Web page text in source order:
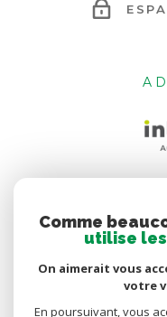
Comme
utilise
On aimerait vous
votre
En poursuivant, vous